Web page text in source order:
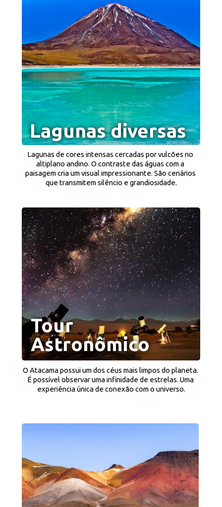
Tour
Astronômico
Lagunas diversas
Lagunas de cores intensas cercadas por vulcões no
altiplano andino. O contraste das águas com a
paisagem cria um visual impressionante. São cenários
que transmitem silêncio e grandiosidade.
O Atacama possui um dos céus mais limpos do planeta.
É possível observar uma infinidade de estrelas. Uma
experiência única de conexão com o universo.